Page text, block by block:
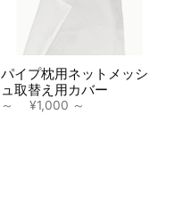
パイプ枕用ネットメッシ
ュ取替え用カバー
～ ¥1,000